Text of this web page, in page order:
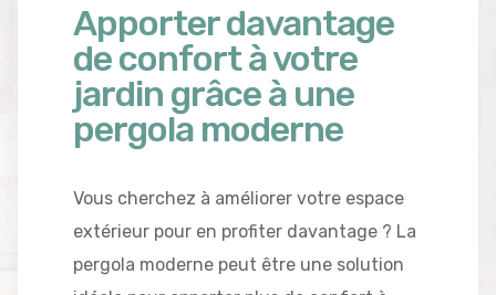
Apporter davantage
de confort à votre
jardin grâce à une
pergola moderne
Vous cherchez à améliorer votre espace
extérieur pour en profiter davantage ? La
pergola moderne peut être une solution